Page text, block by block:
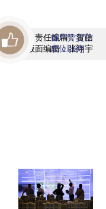
责任编辑：贺信
版面编辑：张翔宇
首席赞赏官
虚位以待